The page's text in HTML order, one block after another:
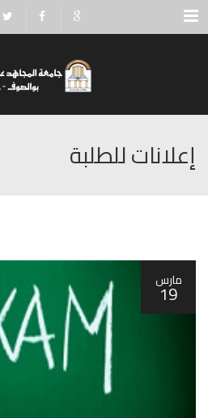
Menu
إعلانات للطلبة
مارس
19